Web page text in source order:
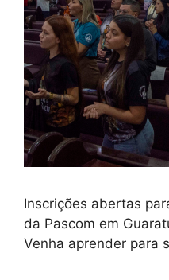
Inscrições abertas
da Pascom em
Venha aprender para